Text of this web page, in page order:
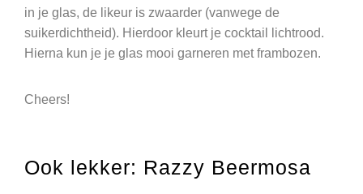
in je glas, de likeur is zwaarder (vanwege de
suikerdichtheid). Hierdoor kleurt je cocktail lichtrood.
Hierna kun je je glas mooi garneren met frambozen.
Cheers!
Ook lekker: Razzy Beermosa